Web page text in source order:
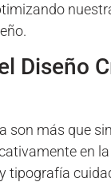
Diseño
son más que
en
tipografía